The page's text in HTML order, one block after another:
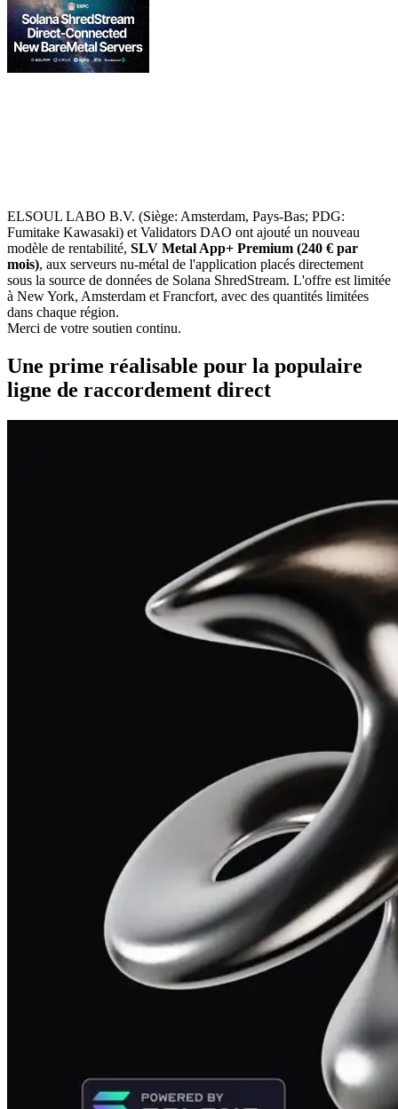
ELSOUL LABO B.V. (Siège: Amsterdam, Pays-Bas; PDG:
Fumitake Kawasaki) et Validators DAO ont ajouté un nouveau
modèle de rentabilité, SLV Metal App+ Premium (240 € par
mois), aux serveurs nu-métal de l'application placés directement
sous la source de données de Solana ShredStream. L'offre est limitée
à New York, Amsterdam et Francfort, avec des quantités limitées
dans chaque région.
Merci de votre soutien continu.
Une prime réalisable pour la populaire
ligne de raccordement direct